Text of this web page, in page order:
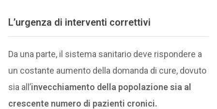
L’urgenza di interventi correttivi
Da una parte, il sistema sanitario deve rispondere a
un costante aumento della domanda di cure, dovuto
sia all’invecchiamento della popolazione sia al
crescente numero di pazienti cronici.